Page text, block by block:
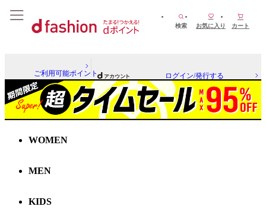
検索 お気に入り カート
ご利用可能ポイント ログイン/発行する
WOMEN
MEN
KIDS